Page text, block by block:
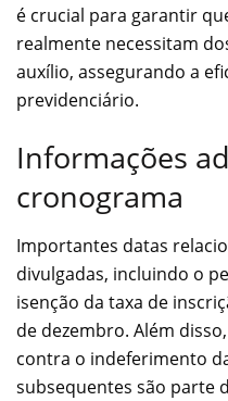
é crucial para garantir
realmente necessitam
auxílio, assegurando a
previdenciário.
Informações
cronograma
Importantes datas
divulgadas, incluindo o
isenção da taxa de
de dezembro. Além
contra o indeferimento
subsequentes são parte